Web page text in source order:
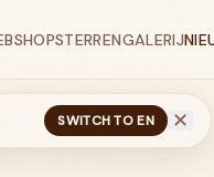
STERRENGALERIJ
SWITCH TO EN ✕